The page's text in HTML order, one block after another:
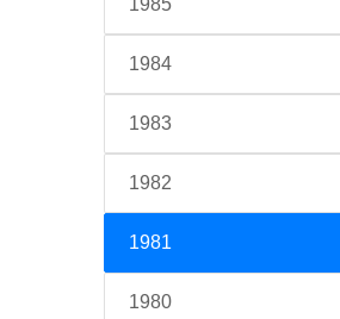
1984
1983
1982
1981
1980